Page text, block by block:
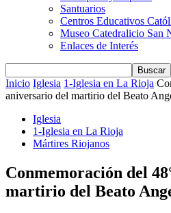
Santuarios
Centros Educativos
Museo Catedralicio San
Enlaces de Interés
Inicio Iglesia 1-Iglesia en La Rioja
aniversario del martirio del Beato
Iglesia
1-Iglesia en La Rioja
Mártires Riojanos
Conmemoración del
martirio del Beato